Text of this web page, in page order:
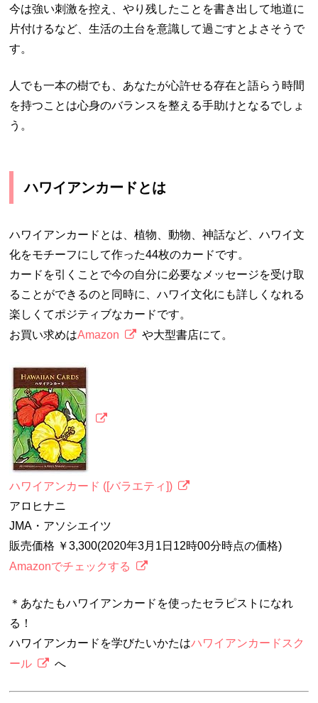
今は強い刺激を控え、やり残したことを書き出して地道に
片付けるなど、生活の土台を意識して過ごすとよさそうで
す。
人でも一本の樹でも、あなたが心許せる存在と語らう時間
を持つことは心身のバランスを整える手助けとなるでしょ
う。
ハワイアンカードとは
ハワイアンカードとは、植物、動物、神話など、ハワイ文
化をモチーフにして作った44枚のカードです。
カードを引くことで今の自分に必要なメッセージを受け取
ることができるのと同時に、ハワイ文化にも詳しくなれる
楽しくてポジティブなカードです。
お買い求めはAmazon や大型書店にて。
ハワイアンカード ([バラエティ])
アロヒナニ
JMA・アソシエイツ
販売価格 ￥3,300(2020年3月1日12時00分時点の価格)
Amazonでチェックする
＊あなたもハワイアンカードを使ったセラピストになれ
る！
ハワイアンカードを学びたいかたはハワイアンカードスク
ール
へ